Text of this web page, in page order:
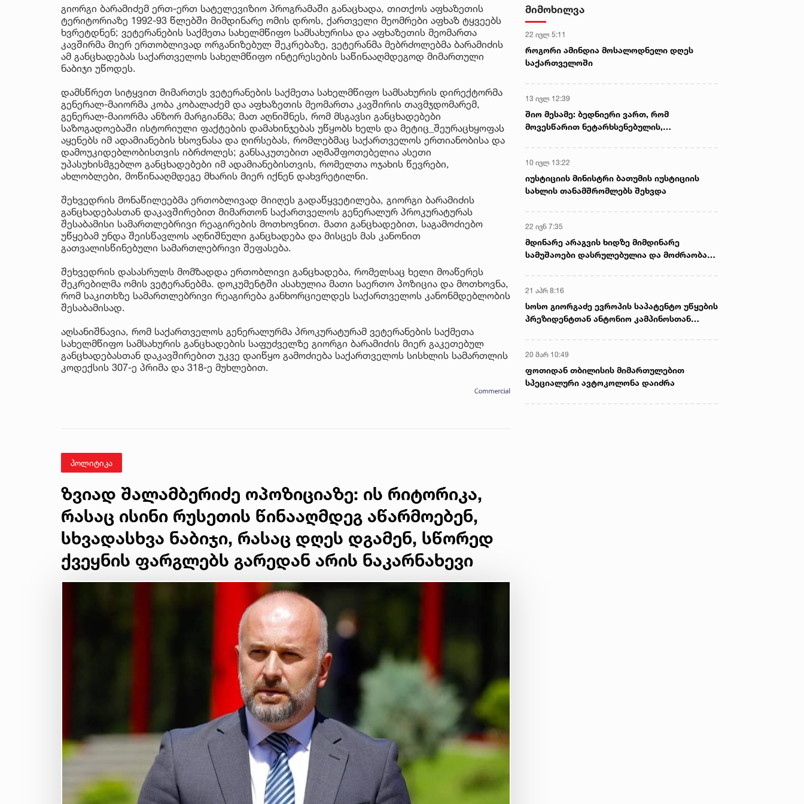
გიორგი ბარამიძემ ერთ-ერთ სატელევიზიო პროგრამაში განაცხადა, თითქოს აფხაზეთის
ტერიტორიაზე 1992-93 წლებში მიმდინარე ომის დროს, ქართველი მეომრები აფხაზ ტყვეებს
ხვრეტდნენ; ვეტერანების საქმეთა სახელმწიფო სამსახურისა და აფხაზეთის მეომართა
კავშირმა მიერ ერთობლივად ორგანიზებულ შეკრებაზე, ვეტერანმა მებრძოლებმა ბარამიძის
ამ განცხადებას საქართველოს სახელმწიფო ინტერესების საწინააღმდეგოდ მიმართული
ნაბიჯი უწოდეს.
დამსწრეთ სიტყვით მიმართეს ვეტერანების საქმეთა სახელმწიფო სამსახურის დირექტორმა
გენერალ-მაიორმა კობა კობალაძემ და აფხაზეთის მეომართა კავშირის თავმჯდომარემ,
გენერალ-მაიორმა ანზორ მარგიანმა; მათ აღნიშნეს, რომ მსგავსი განცხადებები
საზოგადოებაში ისტორიული ფაქტების დამახინჯებას უწყობს ხელს და მეტიც_შეურაცხყოფას
აყენებს იმ ადამიანების ხსოვნასა და ღირსებას, რომლებმაც საქართველოს ერთიანობისა და
დამოუკიდებლობისთვის იბრძოლეს; განსაკუთებით აღმაშფოთებელია ასეთი
უპასუხისმგებლო განცხადებები იმ ადამიანებისთვის, რომელთა ოჯახის წევრები,
ახლობლები, მოწინააღმდეგე მხარის მიერ იქნენ დახვრეტილნი.
შეხვედრის მონაწილეებმა ერთობლივად მიიღეს გადაწყვეტილება, გიორგი ბარამიძის
განცხადებასთან დაკავშირებით მიმართონ საქართველოს გენერალურ პროკურატურას
შესაბამისი სამართლებრივი რეაგირების მოთხოვნით. მათი განცხადებით, საგამოძიებო
უწყებამ უნდა შეისწავლოს აღნიშნული განცხადება და მისცეს მას კანონით
გათვალისწინებული სამართლებრივი შეფასება.
შეხვედრის დასასრულს მომზადდა ერთობლივი განცხადება, რომელსაც ხელი მოაწერეს
შეკრებილმა ომის ვეტერანებმა. დოკუმენტში ასახულია მათი საერთო პოზიცია და მოთხოვნა,
რომ საკითხზე სამართლებრივი რეაგირება განხორციელდეს საქართველოს კანონმდებლობის
შესაბამისად.
აღსანიშნავია, რომ საქართველოს გენერალურმა პროკურატურამ ვეტერანების საქმეთა
სახელმწიფო სამსახურის განცხადების საფუძველზე გიორგი ბარამიძის მიერ გაკეთებულ
განცხადებასთან დაკავშირებით უკვე დაიწყო გამოძიება საქართველოს სისხლის სამართლის
კოდექსის 307-ე პრიმა და 318-ე მუხლებით.
პოლიტიკა
ზვიად შალამბერიძე ოპოზიციაზე: ის რიტორიკა,
რასაც ისინი რუსეთის წინააღმდეგ აწარმოებენ,
სხვადასხვა ნაბიჯი, რასაც დღეს დგამენ, სწორედ
ქვეყნის ფარგლებს გარედან არის ნაკარნახევი
გავრცელების ფაქტებზე, ერთ
მიმოხილვა
22 ივლ 5:11
როგორი ამინდია მოსალოდნელი დღეს
საქართველოში
13 ივლ 12:39
შიო მესამე: ბედნიერი ვართ, რომ
მოვესწარით ნეტარხსენებულის,
10 ივლ 13:22
იუსტიციის მინისტრი ბათუმის იუსტიციის
სახლის თანამშრომლებს შეხვდა
22 ივნ 7:35
მდინარე არაგვის ხიდზე მიმდინარე
სამუშაოები დასრულებულია და მოძრაობა
21 აპრ 8:16
სოსო გიორგაძე ევროპის საპატენტო უწყების
პრეზიდენტთან ანტონიო კამპინოსთან
20 მარ 10:49
ფოთიდან თბილისის მიმართულებით
სპეციალური ავტოკოლონა დაიძრა